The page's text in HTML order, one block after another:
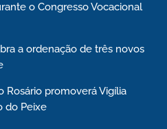
o Congresso Vocacional
a ordenação de três novos
Rosário promoverá Vigília
do Peixe